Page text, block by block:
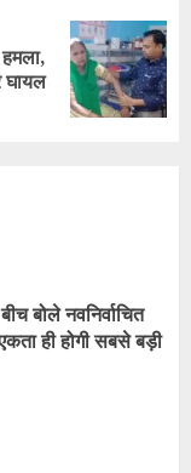
घायल
बोले नवनिर्वाचित
ही होगी सबसे बड़ी